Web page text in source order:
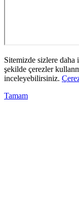
Sitemizde sizlere
şekilde çerezler
inceleyebilirsiniz.
Tamam